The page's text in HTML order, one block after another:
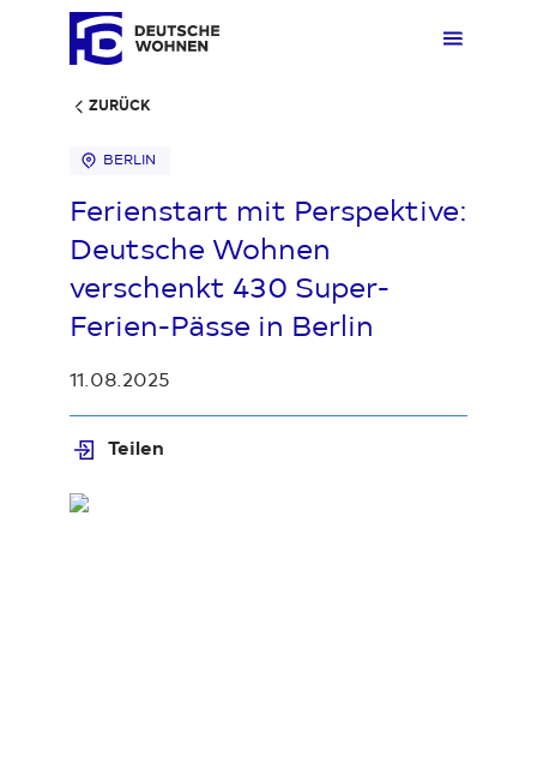
Mieten
Kaufen
Fakten & Positionen
ZURÜCK
BERLIN
Ferienstart mit Perspektive:
Deutsche Wohnen
verschenkt 430 Super-
Ferien-Pässe in Berlin
11.08.2025
Teilen
Loading...